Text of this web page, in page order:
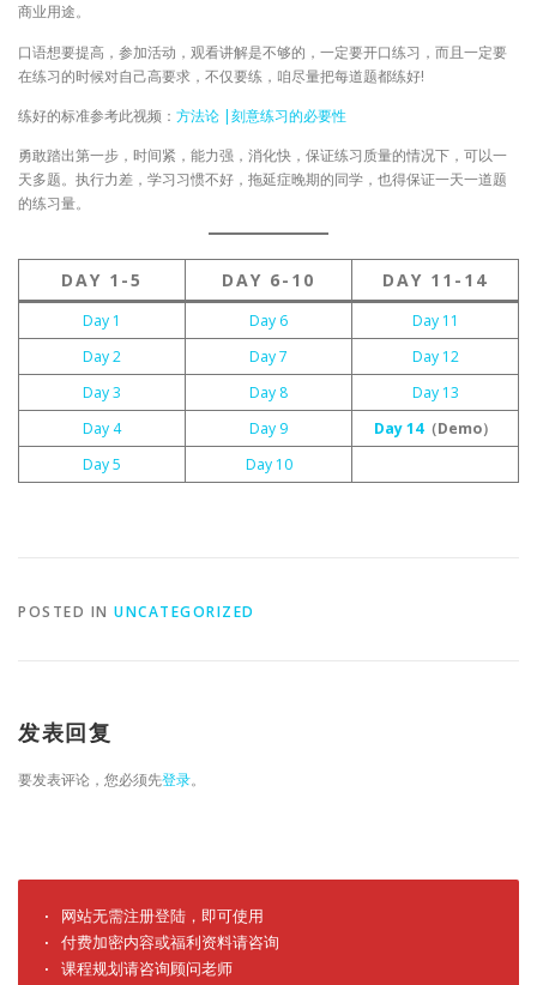
商业用途。
口语想要提高，参加活动，观看讲解是不够的，一定要开口练习，而且一定要
在练习的时候对自己高要求，不仅要练，咱尽量把每道题都练好!
练好的标准参考此视频： 方法论 |刻意练习的必要性
勇敢踏出第一步，时间紧，能力强，消化快，保证练习质量的情况下，可以一
天多题。执行力差，学习习惯不好，拖延症晚期的同学，也得保证一天一道题
的练习量。
DAY 1-5 DAY 6-10 DAY 11-14
Day 1 Day 6
Day 11
Day 2
Day 7
Day 12
Day 3
Day 8
Day 13
Day 4
Day 9 Day 14（Demo）
Day 5
Day 10
POSTED IN UNCATEGORIZED
发表回复
要发表评论，您必须先登录。
· 网站无需注册登陆，即可使用
· 付费加密内容或福利资料请咨询
· 课程规划请咨询顾问老师